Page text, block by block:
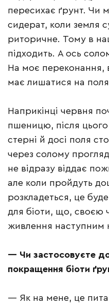
пересихає ґрунт. Чи
сидерат, коли земля
риторичне. Тому в
підходить. А ось
На моє переконання,
має лишатися на
Наприкінці червня
пшеницю, після
стерні й досі поля
через солому
не відразу віддає
але коли пройдуть
розкладеться, це
для біоти, що, своєю
живлення наступним
— Чи застосовуєте
покращення біоти
— Як на мене, це